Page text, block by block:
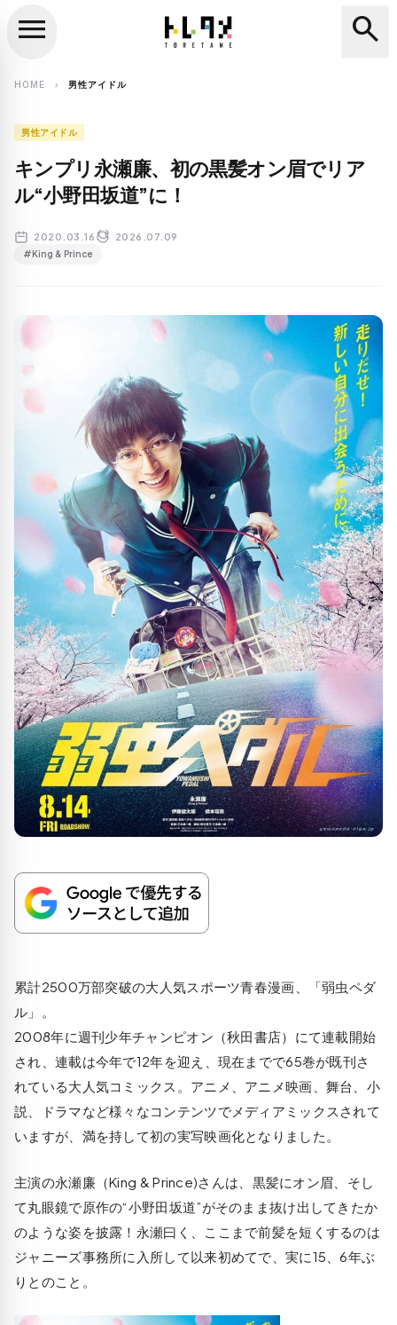
search
menu search
HOME chevron_right 男性アイドル
男性アイドル
キンプリ永瀬廉、初の黒髪オン眉でリア
ル“小野田坂道”に！
2020.03.16 2026.07.09
#King & Prince
累計2500万部突破の大人気スポーツ青春漫画、「弱虫ペダ
ル」。
2008年に週刊少年チャンピオン（秋田書店）にて連載開始
され、連載は今年で12年を迎え、現在までで65巻が既刊さ
れている大人気コミックス。アニメ、アニメ映画、舞台、小
説、ドラマなど様々なコンテンツでメディアミックスされて
いますが、満を持して初の実写映画化となりました。
主演の永瀬廉（King & Prince)さんは、黒髪にオン眉、そし
て丸眼鏡で原作の“小野田坂道”がそのまま抜け出してきたか
のような姿を披露！永瀬曰く、ここまで前髪を短くするのは
ジャニーズ事務所に入所して以来初めてで、実に15、6年ぶ
りとのこと。